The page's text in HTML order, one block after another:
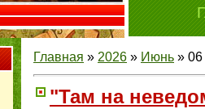
Главная » 2026 » Июнь » 06
"Там на